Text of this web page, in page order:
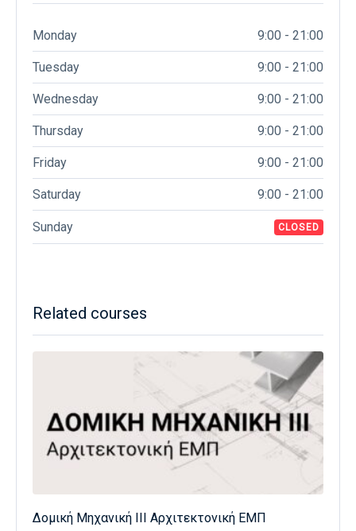
Related courses
Δομική Μηχανική ΙΙΙ Αρχιτεκτονική ΕΜΠ
Monday 9:00 - 21:00
Tuesday 9:00 - 21:00
Wednesday 9:00 - 21:00
Thursday 9:00 - 21:00
Friday 9:00 - 21:00
Saturday 9:00 - 21:00
Sunday CLOSED